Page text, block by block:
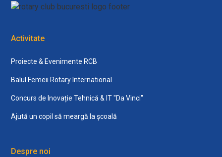
Activitate
Proiecte & Evenimente RCB
Balul Femeii Rotary International
Concurs de Inovație Tehnică & IT "Da Vinci"
Ajută un copil să meargă la școală
Despre noi